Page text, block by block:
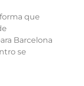
que
Barcelona
se